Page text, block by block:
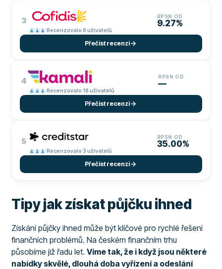
3
Recenzovalo 8 uživatelů
RPSN OD
9.27%
Přečíst recenzi
4
Recenzovalo 18 uživatelů
RPSN OD
—
Přečíst recenzi
5
Recenzovalo 3 uživatelů
RPSN OD
35.00%
Přečíst recenzi
Tipy jak získat půjčku ihned
Získání půjčky ihned může být klíčové pro rychlé řešení
finančních problémů. Na českém finančním trhu
působíme již řadu let.Víme tak, že i když jsou některé
nabídky skvělé, dlouhá doba vyřízení a odeslání